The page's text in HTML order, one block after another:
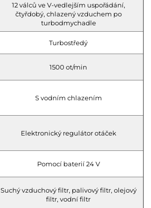
12 válců ve V-vedlejším uspořádání,
čtyřdobý, chlazený vzduchem po
turbodmychadle
Turbostředý
1500 ot/min
S vodním chlazením
Elektronický regulátor otáček
Pomocí baterií 24 V
Suchý vzduchový filtr, palivový filtr, olejový
filtr, vodní filtr